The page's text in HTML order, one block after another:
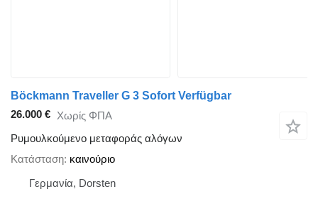
Böckmann Traveller G 3 Sofort Verfügbar
26.000 € Χωρίς ΦΠΑ
Ρυμουλκούμενο μεταφοράς αλόγων
Κατάσταση καινούριο
Γερμανία, Dorsten